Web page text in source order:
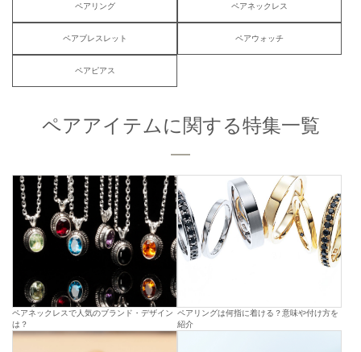
ペアリング ペアネックレス
ペアブレスレット ペアウォッチ
ペアピアス
ペアアイテムに関する特集一覧
ペアネックレスで人気のブランド・デザイン
は？
ペアリングは何指に着ける？意味や付け方を
紹介